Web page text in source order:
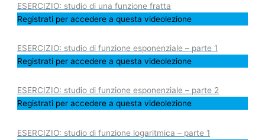
ESERCIZIO: studio di una funzione fratta
Registrati per accedere a questa videolezione
ESERCIZIO: studio di funzione esponenziale – parte 1
Registrati per accedere a questa videolezione
ESERCIZIO: studio di funzione esponenziale – parte 2
Registrati per accedere a questa videolezione
ESERCIZIO: studio di funzione logaritmica – parte 1